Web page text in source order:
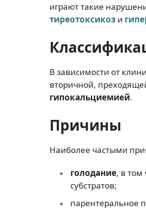
играют такие
тиреотоксикоз и
В зависимости от
вторичной,
гипокальциемией.
Причины
Наиболее частыми
голодание, в том
субстратов;
парентеральное